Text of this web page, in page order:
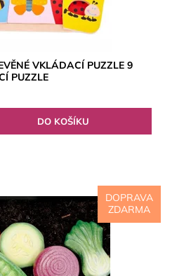
VKLÁDACÍ PUZZLE 9
PUZZLE
DOPRAVA
ZDARMA